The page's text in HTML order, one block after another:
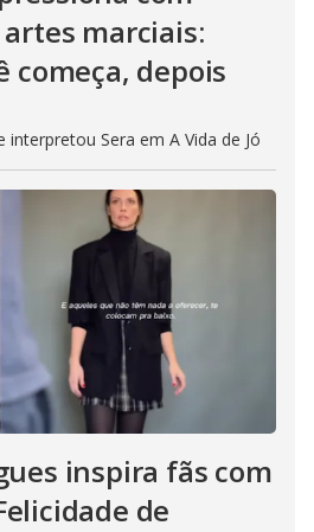
marciais:
começa, depois
interpretou Sera em A Vida de Jó
inspira fãs com
de